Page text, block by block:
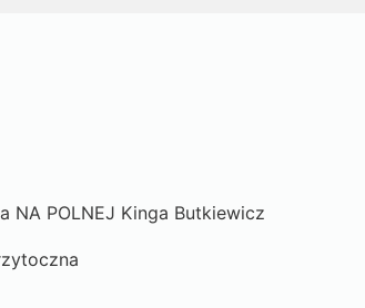
NA POLNEJ Kinga Butkiewicz